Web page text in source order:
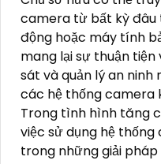
camera từ bất kỳ đâu
động hoặc máy tính
mang lại sự thuận
sát và quản lý an
các hệ thống camera
Trong tình hình tăng
việc sử dụng hệ
trong những giải pháp